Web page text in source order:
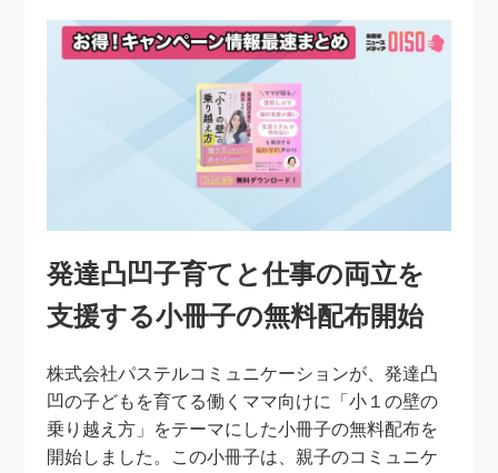
発達凸凹子育てと仕事の両立を
支援する小冊子の無料配布開始
株式会社パステルコミュニケーションが、発達凸
凹の子どもを育てる働くママ向けに「小１の壁の
乗り越え方」をテーマにした小冊子の無料配布を
開始しました。この小冊子は、親子のコミュニケ